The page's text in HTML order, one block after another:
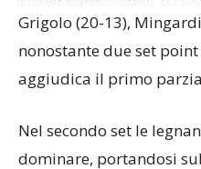
Battistelli (18-12), ma le
ormai inarrestabili e
Grigolo (20-13), Mingardi
aggiudica il primo